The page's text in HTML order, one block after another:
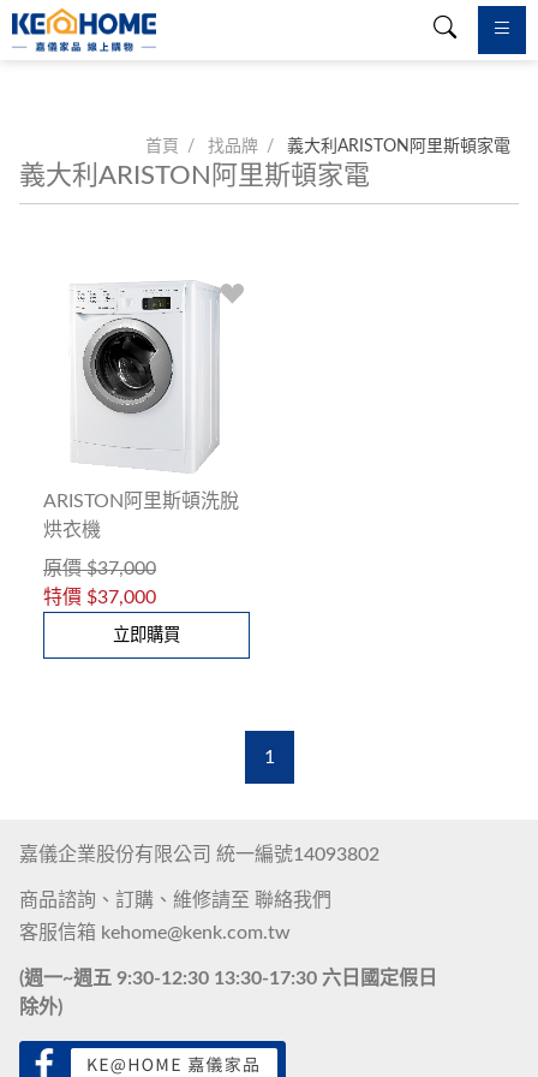
首頁 找品牌 義大利ARISTON阿里斯頓家電
義大利ARISTON阿里斯頓家電
ARISTON阿里斯頓洗脫
烘衣機
原價 $37,000
特價 $37,000
立即購買
1
嘉儀企業股份有限公司 統一編號14093802
商品諮詢、訂購、維修請至 聯絡我們
客服信箱 kehome@kenk.com.tw
(週一~週五 9:30-12:30 13:30-17:30 六日國定假日
除外)